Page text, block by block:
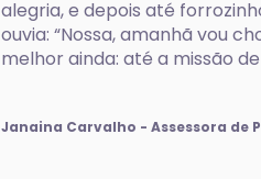
alegria, e depois até
ouvia: “Nossa, amanhã vou
melhor ainda: até a missão
Janaina Carvalho - Assessora de